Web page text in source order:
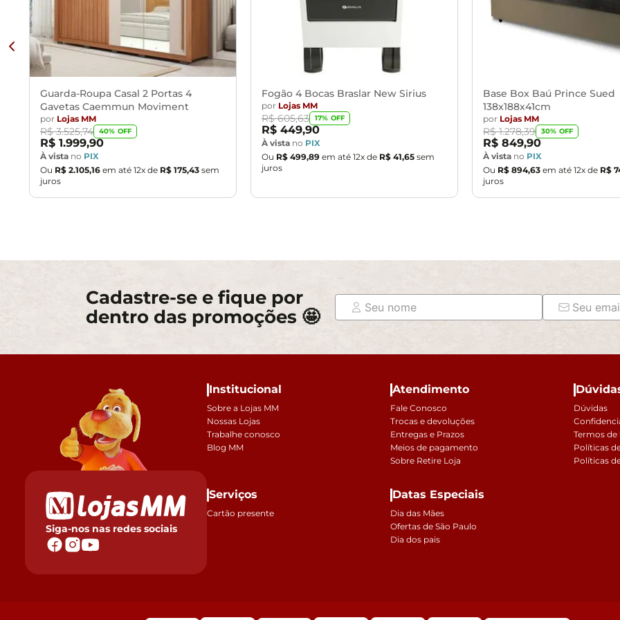
Guarda-Roupa Casal 2 Portas 4
Gavetas Caemmun Moviment
por Lojas MM
R$ 3.525,74 40% OFF
R$ 1.999,90
À vista no PIX
Ou R$ 2.105,16 em até 12x de R$ 175,43 sem
juros
Fogão 4 Bocas Braslar New Sirius
por Lojas MM
R$ 605,63 17% OFF
R$ 449,90
À vista no PIX
Ou R$ 499,89 em até 12x de R$ 41,65 sem
juros
Base Box Baú Prince Sued
138x188x41cm
por Lojas MM
R$ 1.278,39 30% OFF
R$ 849,90
À vista no PIX
Ou R$ 894,63 em até 12x de R$
juros
Cadastre-se e fique por
dentro das promoções 🤩
Siga-nos nas redes sociais
Institucional
Sobre a Lojas MM
Nossas Lojas
Trabalhe conosco
Blog MM
Atendimento
Fale Conosco
Trocas e devoluções
Entregas e Prazos
Meios de pagamento
Sobre Retire Loja
Dúvidas
Termos de
Políticas
Políticas
Serviços
Cartão presente
Datas Especiais
Dia das Mães
Ofertas de São Paulo
Dia dos pais